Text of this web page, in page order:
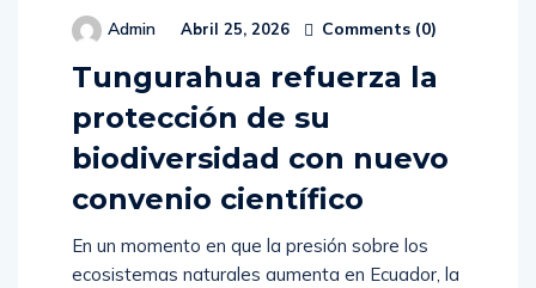
Admin Abril 25, 2026 Comments (0)
Tungurahua refuerza la
protección de su
biodiversidad con nuevo
convenio científico
En un momento en que la presión sobre los
ecosistemas naturales aumenta en Ecuador, la